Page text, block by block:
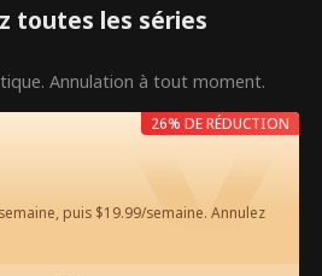
payants.
pour regarder.
maintenant
toutes les séries
Annulation à tout moment.
puis $19.99/semaine. Annulez
26% DE RÉDUCTION